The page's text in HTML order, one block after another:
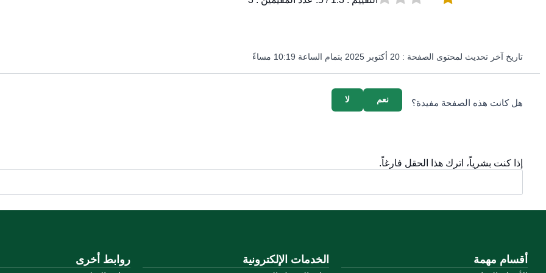
تاريخ آخر تحديث لمحتوى الصفحة : 20 أكتوبر 2025 بتمام الساعة 10:19 مساءً
هل كانت هذه الصفحة مفيدة؟ لا نعم
إذا كنت بشرياً، اترك هذا الحقل فارغاً.
أقسام مهمة الخدمات الإلكترونية روابط أخرى